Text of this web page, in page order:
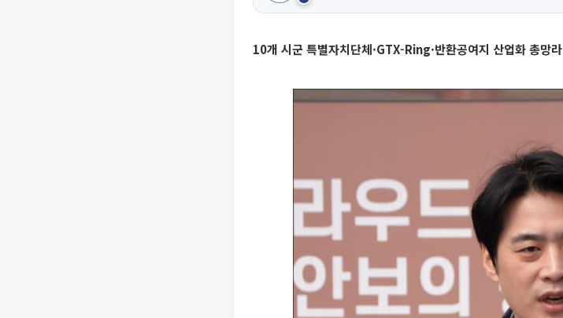
10개 시군 특별자치단체·GTX-Ring·반환공여지 산업화 총망라